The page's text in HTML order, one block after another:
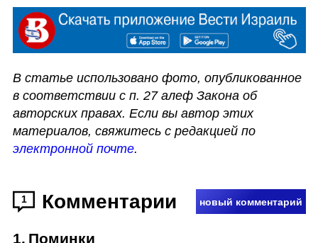
В статье использовано фото, опубликованное
в соответствии с п. 27 алеф Закона об
авторских правах. Если вы автор этих
материалов, свяжитесь с редакцией по
электронной почте.
1 Комментарии новый комментарий
1. Поминки